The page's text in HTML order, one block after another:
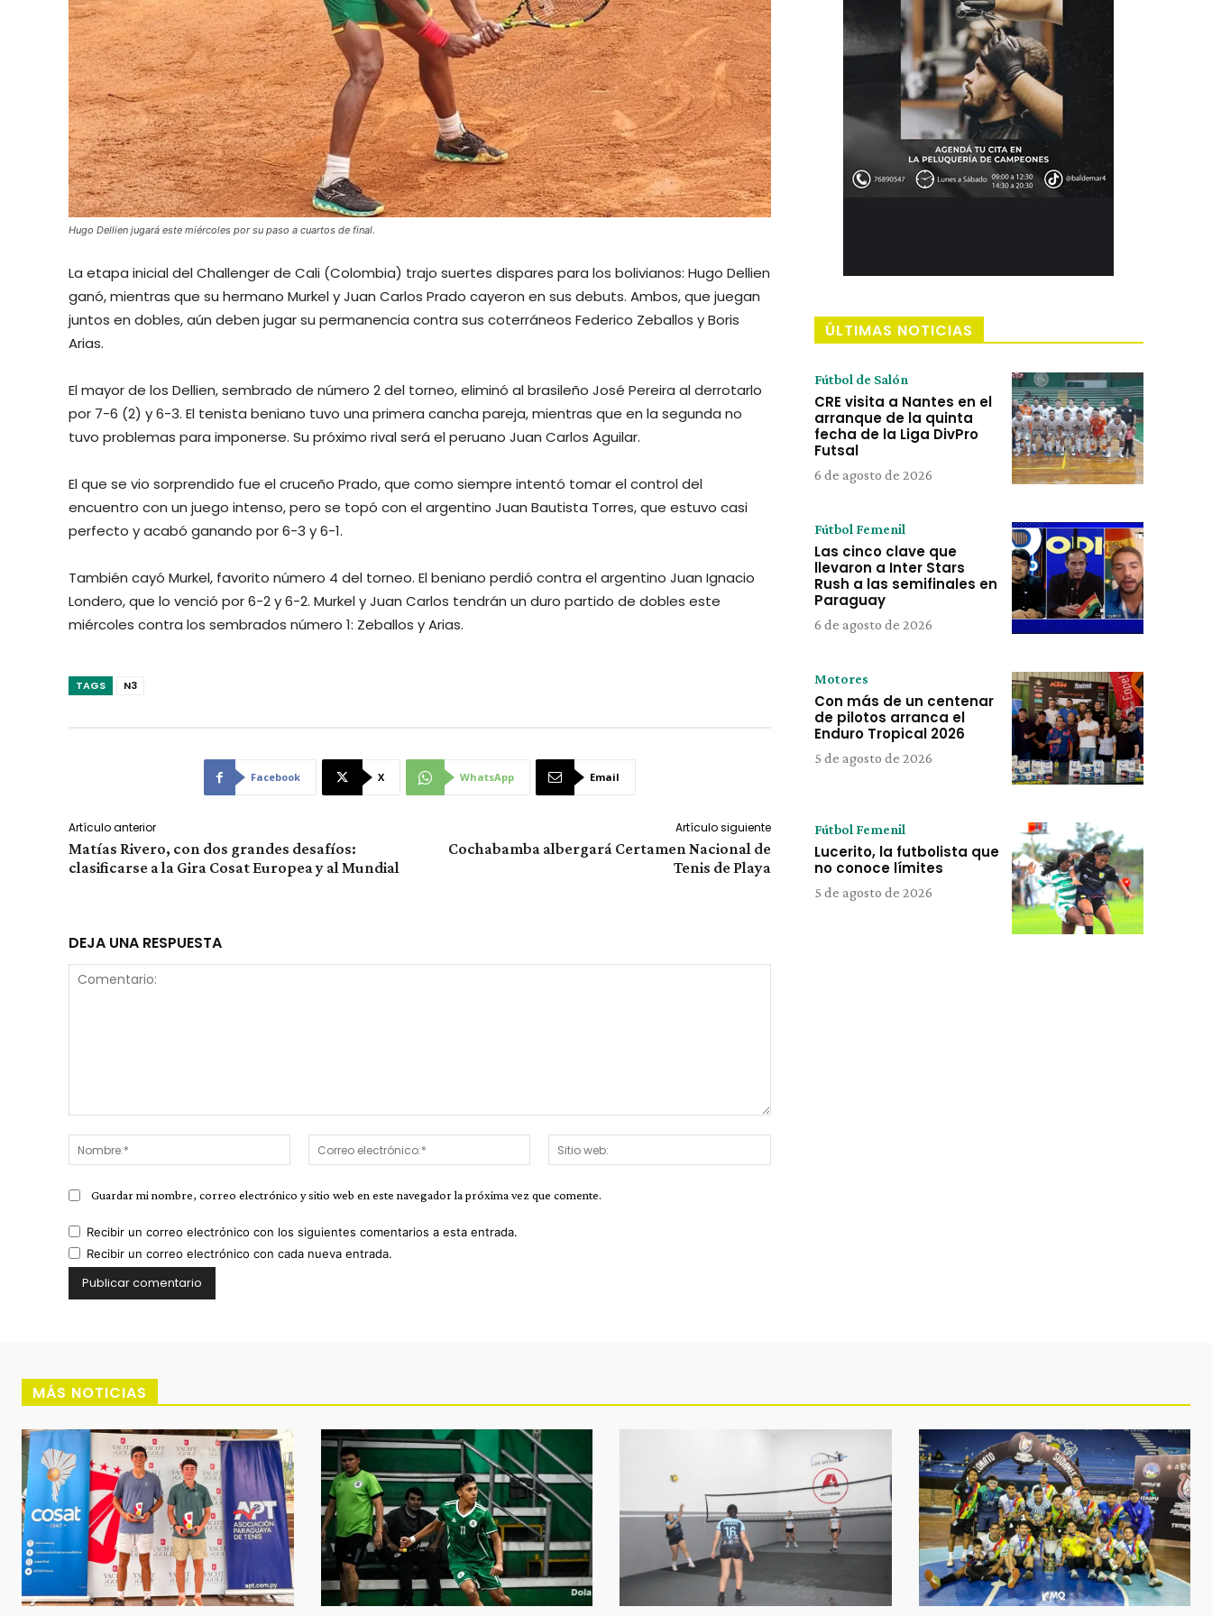
Hugo Dellien jugará este miércoles por su paso a cuartos de final.
La etapa inicial del Challenger de Cali (Colombia) trajo suertes dispares para los bolivianos: Hugo Dellien
ganó, mientras que su hermano Murkel y Juan Carlos Prado cayeron en sus debuts. Ambos, que juegan
juntos en dobles, aún deben jugar su permanencia contra sus coterráneos Federico Zeballos y Boris
Arias.
El mayor de los Dellien, sembrado de número 2 del torneo, eliminó al brasileño José Pereira al derrotarlo
por 7-6 (2) y 6-3. El tenista beniano tuvo una primera cancha pareja, mientras que en la segunda no
tuvo problemas para imponerse. Su próximo rival será el peruano Juan Carlos Aguilar.
El que se vio sorprendido fue el cruceño Prado, que como siempre intentó tomar el control del
encuentro con un juego intenso, pero se topó con el argentino Juan Bautista Torres, que estuvo casi
perfecto y acabó ganando por 6-3 y 6-1.
También cayó Murkel, favorito número 4 del torneo. El beniano perdió contra el argentino Juan Ignacio
Londero, que lo venció por 6-2 y 6-2. Murkel y Juan Carlos tendrán un duro partido de dobles este
miércoles contra los sembrados número 1: Zeballos y Arias.
TAGS N3
Facebook X WhatsApp Email
Artículo anterior
Matías Rivero, con dos grandes desafíos:
clasificarse a la Gira Cosat Europea y al Mundial
Artículo siguiente
Cochabamba albergará Certamen Nacional de
Tenis de Playa
DEJA UNA RESPUESTA
Nombre:*
Correo
electrónico:*
web:
Guardar mi nombre, correo electrónico y sitio web en este navegador la próxima vez que comente.
Recibir un correo electrónico con los siguientes comentarios a esta entrada.
Recibir un correo electrónico con cada nueva entrada.
ÚLTIMAS NOTICIAS
Fútbol de Salón
CRE visita a Nantes en el
arranque de la quinta
fecha de la Liga DivPro
Futsal
6 de agosto de 2026
Fútbol Femenil
Las cinco clave que
llevaron a Inter Stars
Rush a las semifinales en
Paraguay
6 de agosto de 2026
Motores
Con más de un centenar
de pilotos arranca el
Enduro Tropical 2026
5 de agosto de 2026
Fútbol Femenil
Lucerito, la futbolista que
no conoce límites
5 de agosto de 2026
MÁS NOTICIAS